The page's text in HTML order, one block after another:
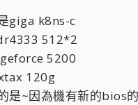
MA770T-UD3 v1.0
4GB DDR3-1600X2
L7 120GB SSD （OS：Windows7 x64日
2TB HDD（OS：Windows7中
500GB HDD（OS：Win7中文
：HGST 2TB HDD
3TB HDD
giga k8ns-c
512*2
5200
120g
是~因為機有新的bios